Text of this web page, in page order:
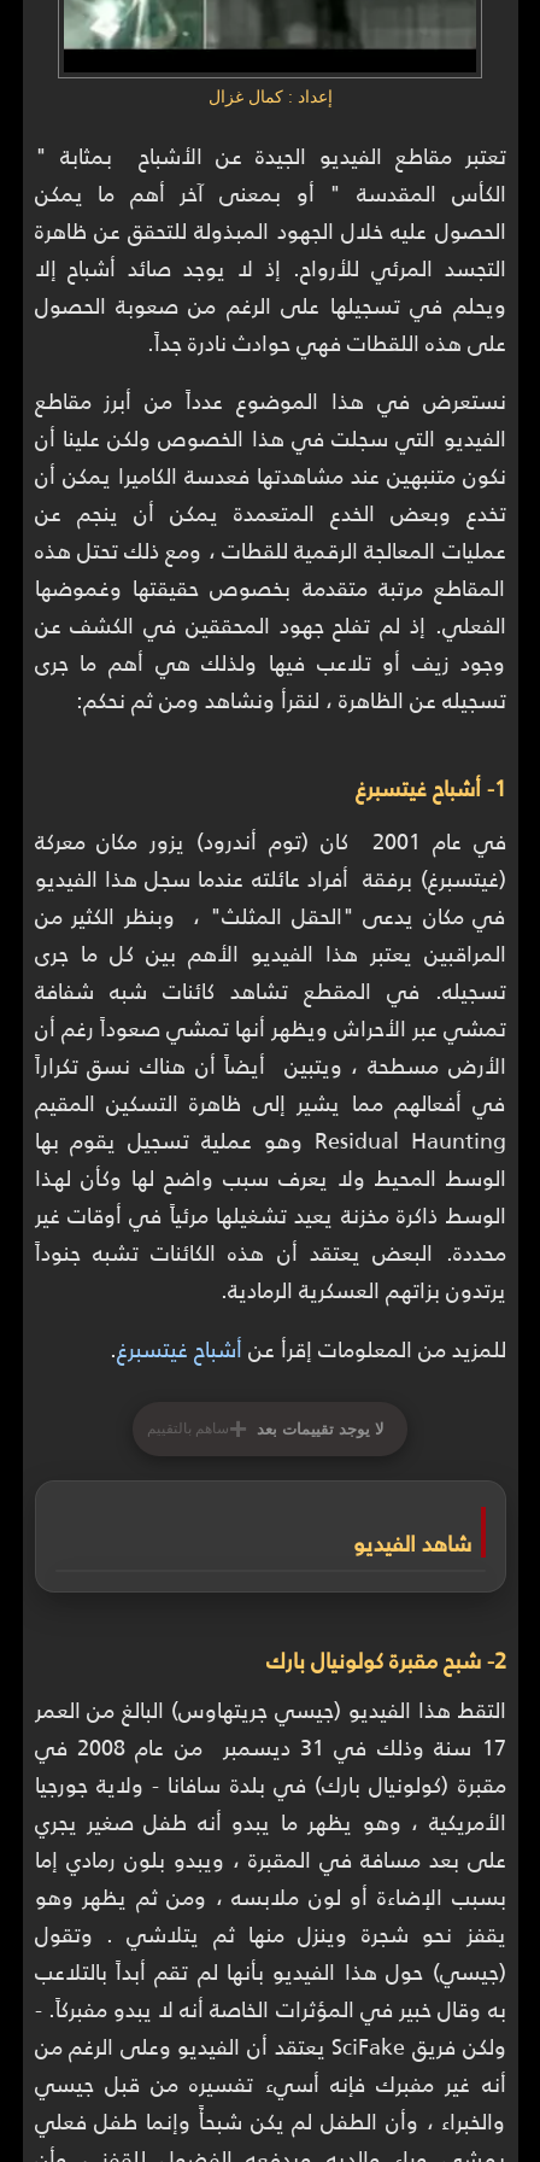
إعداد : كمال غزال
تعتبر مقاطع الفيديو الجيدة عن الأشباح بمثابة "
الكأس المقدسة " أو بمعنى آخر أهم ما يمكن
الحصول عليه خلال الجهود المبذولة للتحقق عن ظاهرة
التجسد المرئي للأرواح. إذ لا يوجد صائد أشباح إلا
ويحلم في تسجيلها على الرغم من صعوبة الحصول
على هذه اللقطات فهي حوادث نادرة جداً.
نستعرض في هذا الموضوع عدداً من أبرز مقاطع
الفيديو التي سجلت في هذا الخصوص ولكن علينا أن
نكون متنبهين عند مشاهدتها فعدسة الكاميرا يمكن أن
تخدع وبعض الخدع المتعمدة يمكن أن ينجم عن
عمليات المعالجة الرقمية للقطات ، ومع ذلك تحتل هذه
المقاطع مرتبة متقدمة بخصوص حقيقتها وغموضها
الفعلي. إذ لم تفلح جهود المحققين في الكشف عن
وجود زيف أو تلاعب فيها ولذلك هي أهم ما جرى
تسجيله عن الظاهرة ، لنقرأ ونشاهد ومن ثم نحكم:
1- أشباح غيتسبرغ
في عام 2001 كان (توم أندرود) يزور مكان معركة
(غيتسبرغ) برفقة أفراد عائلته عندما سجل هذا الفيديو
في مكان يدعى "الحقل المثلث" ، وبنظر الكثير من
المراقبين يعتبر هذا الفيديو الأهم بين كل ما جرى
تسجيله. في المقطع تشاهد كائنات شبه شفافة
تمشي عبر الأحراش ويظهر أنها تمشي صعوداً رغم أن
الأرض مسطحة ، ويتبين أيضاً أن هناك نسق تكراراً
في أفعالهم مما يشير إلى ظاهرة التسكين المقيم
Residual Haunting وهو عملية تسجيل يقوم بها
الوسط المحيط ولا يعرف سبب واضح لها وكأن لهذا
الوسط ذاكرة مخزنة يعيد تشغيلها مرئياً في أوقات غير
محددة. البعض يعتقد أن هذه الكائنات تشبه جنوداً
يرتدون بزاتهم العسكرية الرمادية.
للمزيد من المعلومات إقرأ عنأشباح غيتسبرغ.
لا يوجد تقييمات بعد +ساهم بالتقييم
شاهد الفيديو
2- شبح مقبرة كولونيال بارك
التقط هذا الفيديو (جيسي جريتهاوس) البالغ من العمر
17 سنة وذلك في 31 ديسمبر من عام 2008 في
مقبرة (كولونيال بارك) في بلدة سافانا - ولاية جورجيا
الأمريكية ، وهو يظهر ما يبدو أنه طفل صغير يجري
على بعد مسافة في المقبرة ، ويبدو بلون رمادي إما
بسبب الإضاءة أو لون ملابسه ، ومن ثم يظهر وهو
يقفز نحو شجرة وينزل منها ثم يتلاشي . وتقول
(جيسي) حول هذا الفيديو بأنها لم تقم أبداً بالتلاعب
به وقال خبير في المؤثرات الخاصة أنه لا يبدو مفبركاً. -
ولكن فريق SciFake يعتقد أن الفيديو وعلى الرغم من
أنه غير مفبرك فإنه أسيء تفسيره من قبل جيسي
والخبراء ، وأن الطفل لم يكن شبحأً وإنما طفل فعلي